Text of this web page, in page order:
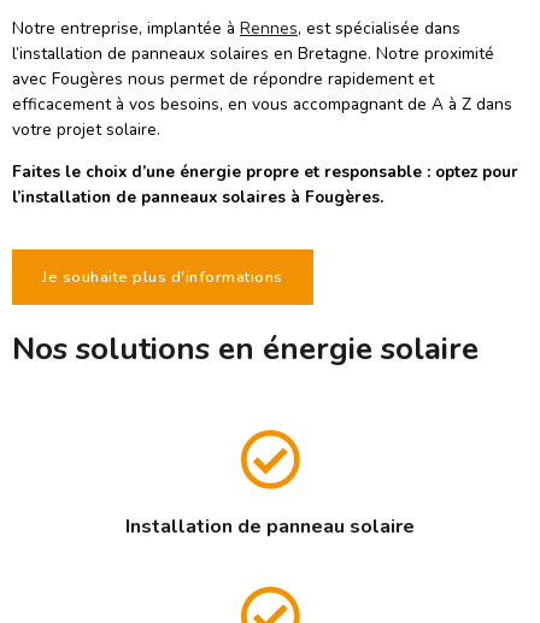
Notre entreprise, implantée à Rennes, est spécialisée dans
l’installation de panneaux solaires en Bretagne. Notre proximité
avec Fougères nous permet de répondre rapidement et
efficacement à vos besoins, en vous accompagnant de A à Z dans
votre projet solaire.
Faites le choix d’une énergie propre et responsable : optez pour
l’installation de panneaux solaires à Fougères.
Je souhaite plus d'informations
Nos solutions en énergie solaire
Installation de panneau solaire